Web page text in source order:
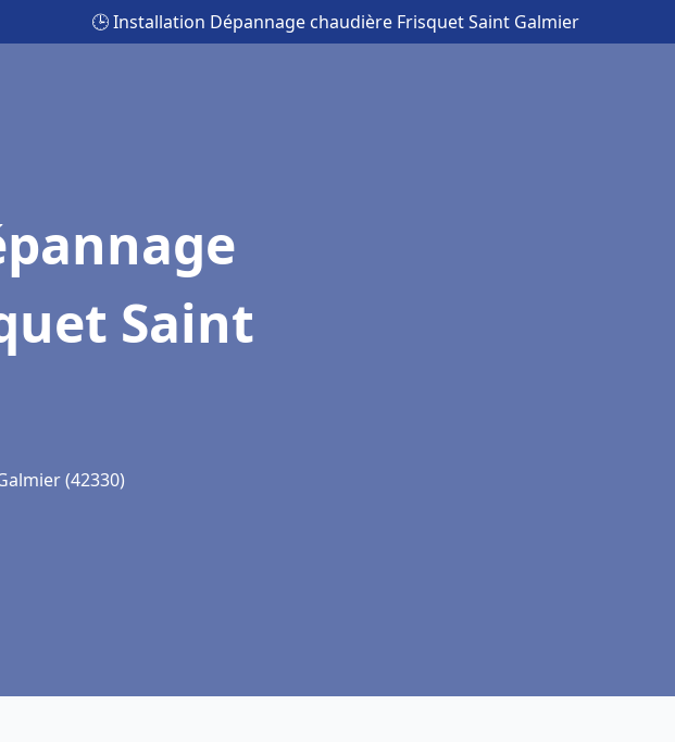
🕒 Installation Dépannage chaudière Frisquet Saint Galmier
Saint
(42330)